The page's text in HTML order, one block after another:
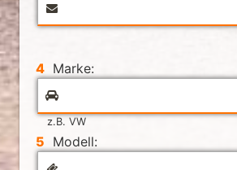
4 Marke:
z.B. VW
5 Modell: